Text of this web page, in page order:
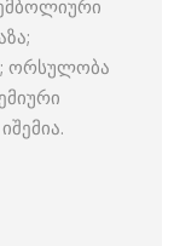
ორსულობა